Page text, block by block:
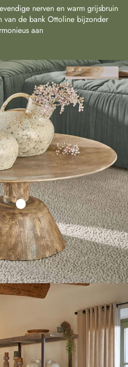
nerven en warm grijsbruin
van de bank Ottoline bijzonder
aan